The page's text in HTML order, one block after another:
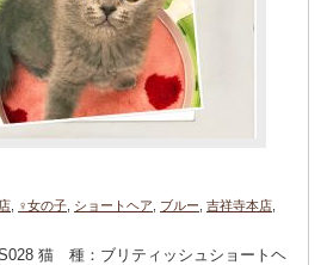
♀女の子 ショートヘア ブルー 吉祥寺本店
猫 種：ブリティッシュショートヘ